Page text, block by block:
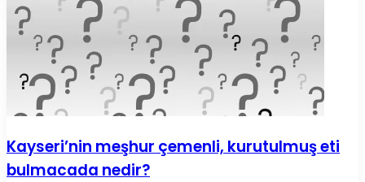
Kayseri’nin meşhur çemenli, kurutulmuş eti
bulmacada nedir?